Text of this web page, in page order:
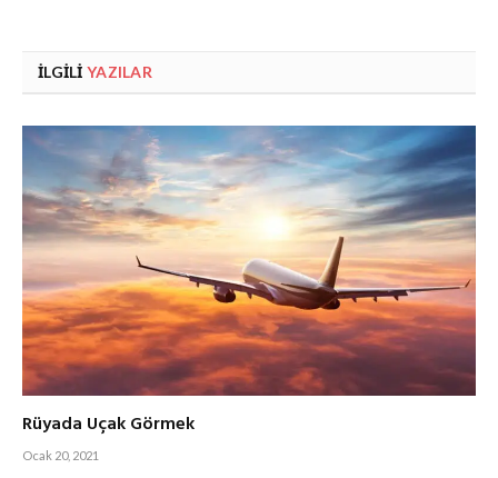
İLGILI YAZILAR
Rüyada Uçak Görmek
Ocak 20, 2021